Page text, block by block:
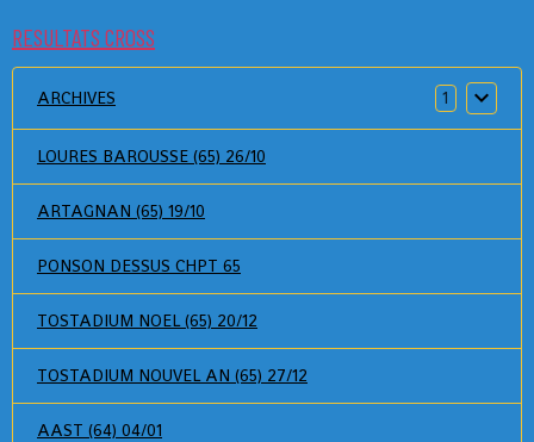
RESULTATS CROSS
ARCHIVES 1
LOURES BAROUSSE (65) 26/10
ARTAGNAN (65) 19/10
PONSON DESSUS CHPT 65
TOSTADIUM NOEL (65) 20/12
TOSTADIUM NOUVEL AN (65) 27/12
AAST (64) 04/01